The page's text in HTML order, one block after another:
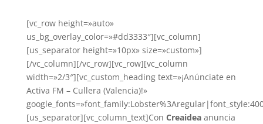
[vc_row height=»auto»
us_bg_overlay_color=»#dd3333″][vc_column]
[us_separator height=»10px» size=»custom»]
[/vc_column][/vc_row][vc_row][vc_column
width=»2/3″][vc_custom_heading text=»¡Anúnciate en
Activa FM – Cullera (Valencia)!»
[us_separator][vc_column_text]Con Creaideaanuncia